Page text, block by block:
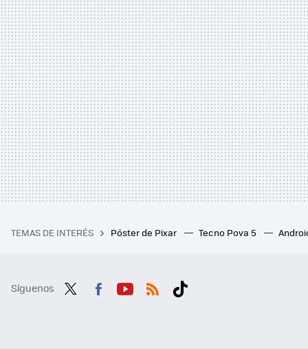
TEMAS DE INTERÉS Póster de Pixar Tecno Pova 5
Síguenos